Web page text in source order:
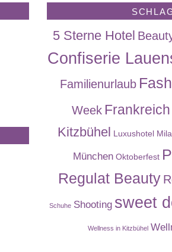
5 Sterne Hotel
Confiserie
Familienurlaub
Week Frankreich
Kitzbühel Luxushotel
München Oktoberfest
Regulat Beauty
Schuhe Shooting sweet
Wellness in Kitzbühel